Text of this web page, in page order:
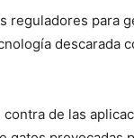
reguladores para
descarada
de las